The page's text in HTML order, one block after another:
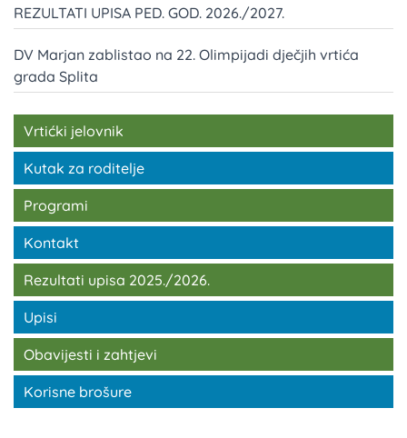
REZULTATI UPISA PED. GOD. 2026./2027.
DV Marjan zablistao na 22. Olimpijadi dječjih vrtića
grada Splita
Vrtićki jelovnik
Kutak za roditelje
Programi
Kontakt
Rezultati upisa 2025./2026.
Upisi
Obavijesti i zahtjevi
Korisne brošure